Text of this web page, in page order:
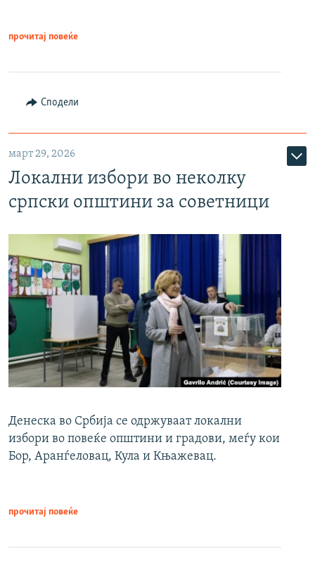
прочитај повеќе
Сподели
март 29, 2026
Локални избори во неколку
српски општини за советници
Денеска во Србија се одржуваат локални
избори во повеќе општини и градови, меѓу кои
Бор, Аранѓеловац, Кула и Књажевац.
прочитај повеќе